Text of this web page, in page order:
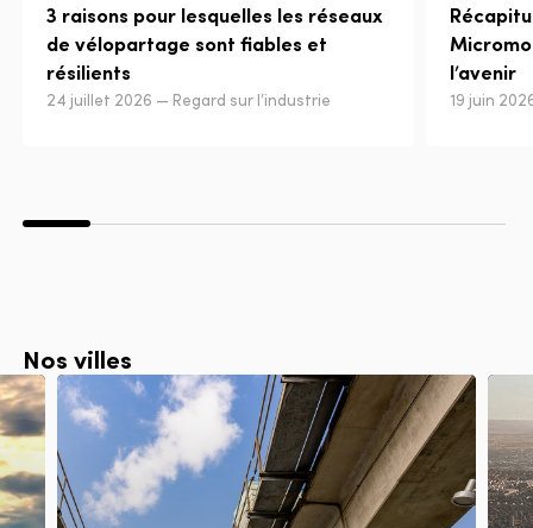
3 raisons pour lesquelles les réseaux
de vélopartage sont fiables et
résilients
24 juillet 2026 — Regard sur l’industrie
l’avenir
19 juin
Nos villes